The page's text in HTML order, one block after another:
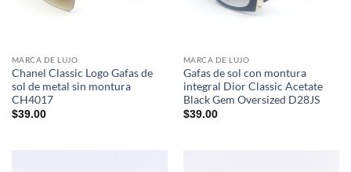
MARCA DE LUJO
Chanel Classic Logo Gafas de
sol de metal sin montura
CH4017
$39.00
MARCA DE LUJO
Gafas de sol con montura
integral Dior Classic Acetate
Black Gem Oversized D28JS
$39.00